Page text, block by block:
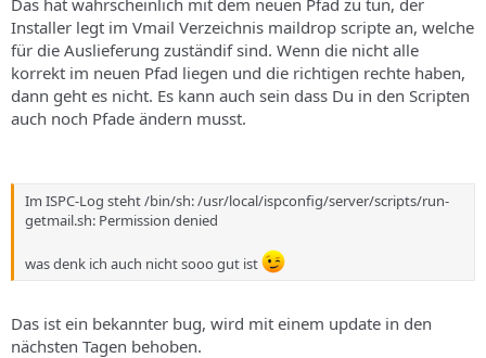
Installer legt im Vmail Verzeichnis maildrop scripte an, welche
für die Auslieferung zuständif sind. Wenn die nicht alle
korrekt im neuen Pfad liegen und die richtigen rechte haben,
dann geht es nicht. Es kann auch sein dass Du in den Scripten
auch noch Pfade ändern musst.
Im ISPC-Log steht /bin/sh: /usr/local/ispconfig/server/scripts/run-
getmail.sh: Permission denied
was denk ich auch nicht sooo gut ist
Das ist ein bekannter bug, wird mit einem update in den
nächsten Tagen behoben.